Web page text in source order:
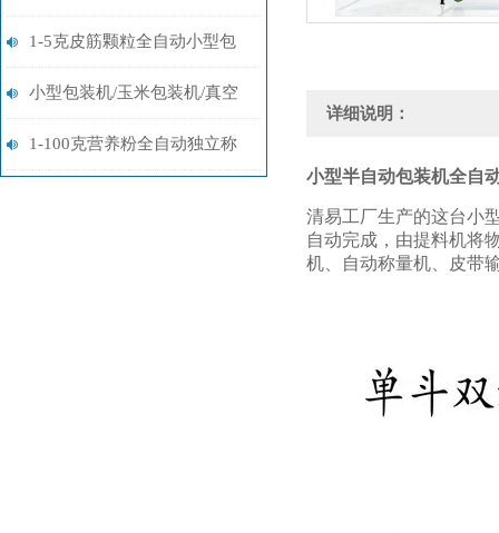
米珠颗粒包装机定制
1-5克皮筋颗粒全自动小型包
装机定制
小型包装机/玉米包装机/真空
包装机设备|品牌
1-100克营养粉全自动独立称
详细说明：
小型半自动包装机全自
清易工厂生产的这台小
自动完成，由提料机将
机、自动称量机、皮带